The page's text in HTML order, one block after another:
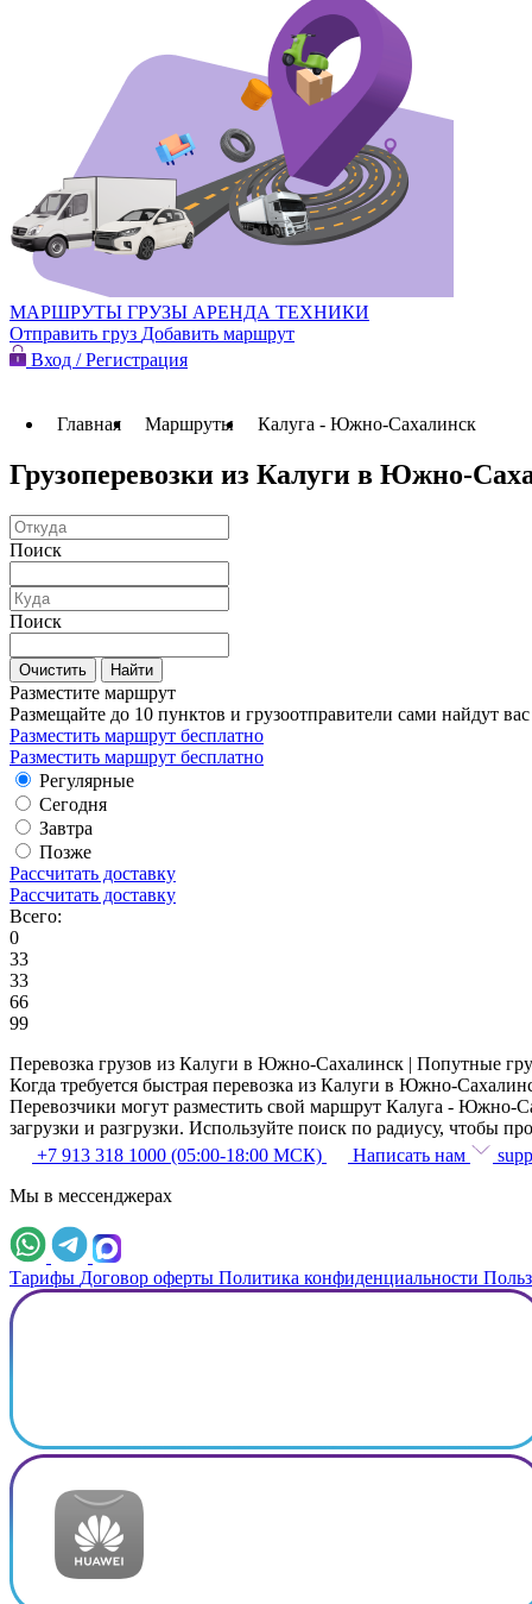
МАРШРУТЫ ГРУЗЫ АРЕНДА ТЕХНИКИ
Отправить груз Добавить маршрут
Вход / Регистрация
Главная Маршруты Калуга - Южно-Сахалинск
Грузоперевозки из Калуги в Южно-
Поиск
Поиск
Очистить Найти
Разместите маршрут
Размещайте до 10 пунктов и грузоотправители сами найдут вас
Разместить маршрут бесплатно
Разместить маршрут бесплатно
Регулярные
Сегодня
Завтра
Позже
Рассчитать доставку
Рассчитать доставку
Всего:
0
33
33
66
99
Перевозка грузов из Калуги в Южно-Сахалинск | Попутные
Когда требуется быстрая перевозка из Калуги в Южно-
Перевозчики могут разместить свой маршрут Калуга - Южно-
загрузки и разгрузки. Используйте поиск по радиусу, чтобы
+7 913 318 1000 (05:00-18:00 МСК)
Написать нам
Мы в мессенджерах
Тарифы Договор оферты Политика конфиденциальности